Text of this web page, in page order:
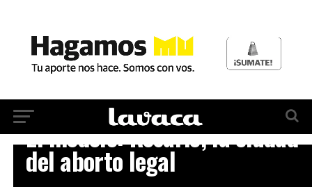
El modelo: Rosario, la ciudad
del aborto legal